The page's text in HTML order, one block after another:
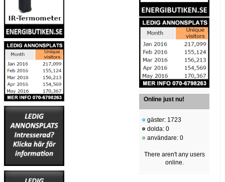
Online just nu!
gäster: 1723
dolda: 0
användare: 0
There aren't any users
online.